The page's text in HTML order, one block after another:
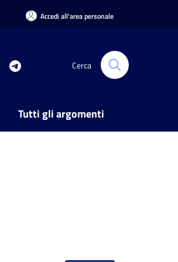
Accedi all'area personale
Cerca
Tutti gli argomenti